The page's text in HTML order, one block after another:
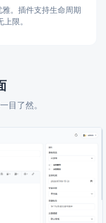
。插件支持生命周期
限。
目了然。